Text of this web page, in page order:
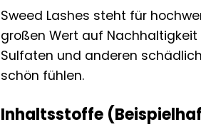
Sweed Lashes steht für
großen Wert auf Nachhaltigkeit
Sulfaten und anderen
schön fühlen.
Inhaltsstoffe